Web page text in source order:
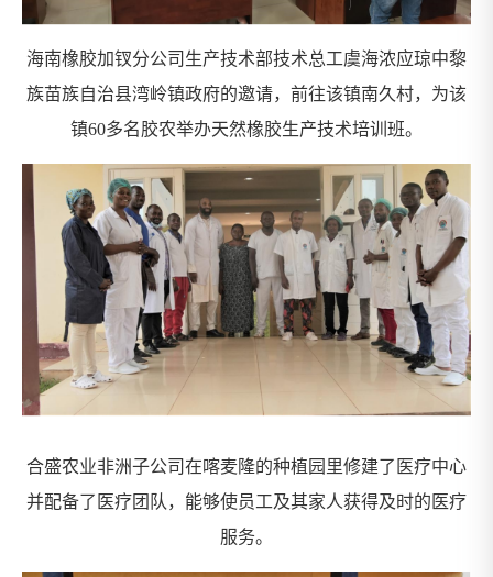
海南橡胶加钗分公司生产技术部技术总工虞海浓应琼中黎
族苗族自治县湾岭镇政府的邀请，前往该镇南久村，为该
镇60多名胶农举办天然橡胶生产技术培训班。
合盛农业非洲子公司在喀麦隆的种植园里修建了医疗中心
并配备了医疗团队，能够使员工及其家人获得及时的医疗
服务。